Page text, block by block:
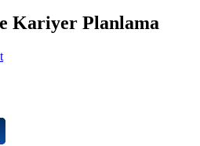
Kariyer Planlama